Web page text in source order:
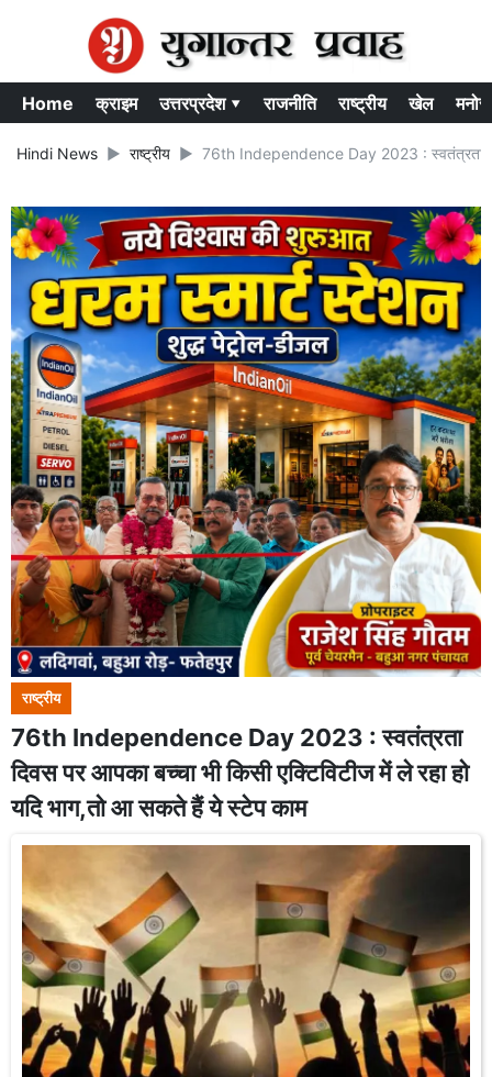
Home क्राइम उत्तरप्रदेश ▾ राजनीति राष्ट्रीय खेल
Hindi News राष्ट्रीय 76th Independence Day 2023 : स्वतंत्रता
राष्ट्रीय
76th Independence Day 2023 : स्वतंत्रता
दिवस पर आपका बच्चा भी किसी एक्टिविटीज में ले रहा हो
यदि भाग,तो आ सकते हैं ये स्टेप काम